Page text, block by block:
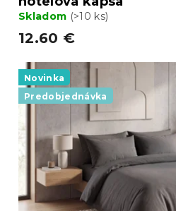
Skladom (>10 ks)
12.60 €
Novinka
Predobjednávka